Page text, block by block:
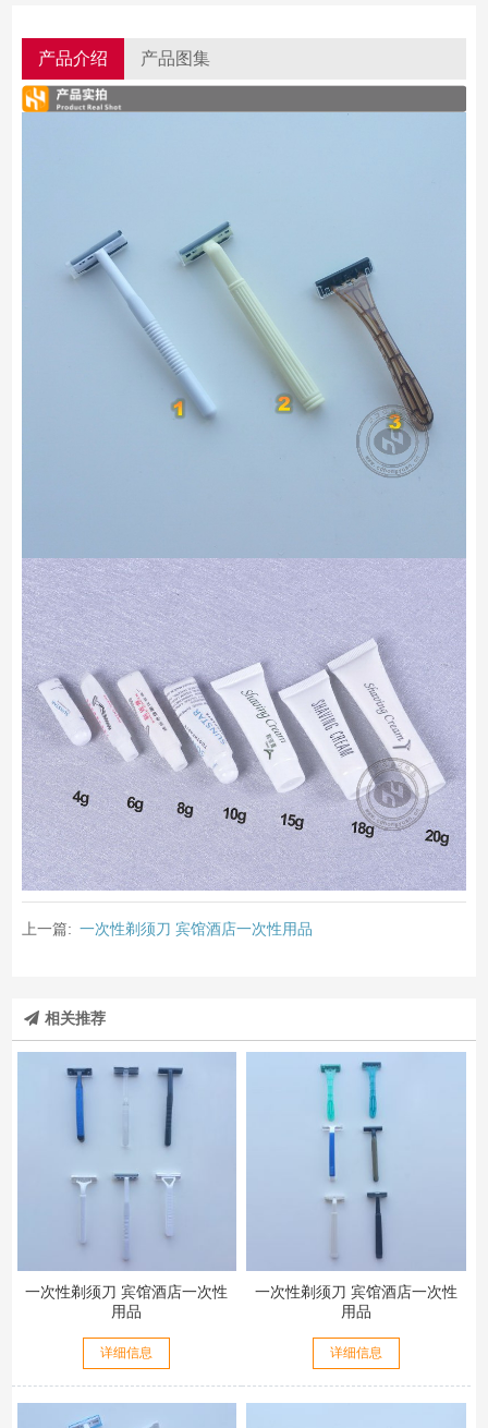
产品介绍 产品图集
上一篇: 一次性剃须刀 宾馆酒店一次性用品
相关推荐
一次性剃须刀 宾馆酒店一次性
用品
详细信息
一次性剃须刀 宾馆酒店一次性
用品
详细信息